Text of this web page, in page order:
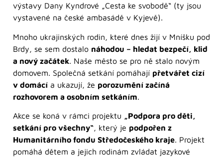
výstavy Dany Kyndrové „Cesta ke svobodě“ (ty jsou
vystavené na české ambasádě v Kyjevě).
Mnoho ukrajinských rodin, které dnes žijí v Mníšku pod
Brdy, se sem dostalo náhodou – hledat bezpečí, klid
a nový začátek. Naše město se pro ně stalo novým
domovem. Společná setkání pomáhají přetvářet cizí
v domácí a ukazují, že porozumění začíná
rozhovorem a osobním setkáním.
Akce se koná v rámci projektu „Podpora pro děti,
setkání pro všechny“, který je podpořen z
Humanitárního fondu Středočeského kraje. Projekt
pomáhá dětem a jejich rodinám zvládat jazykové